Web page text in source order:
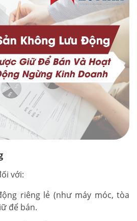
với:
riêng lẻ (như máy móc, tòa
để bán.